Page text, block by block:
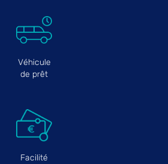
Véhicule
de prêt
Facilité